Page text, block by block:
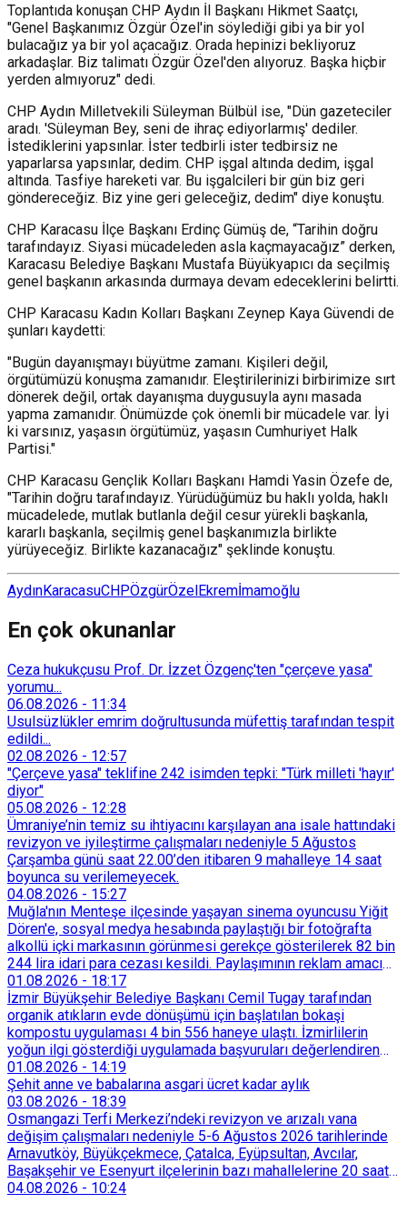
Toplantıda konuşan CHP Aydın İl Başkanı Hikmet Saatçı,
"Genel Başkanımız Özgür Özel'in söylediği gibi ya bir yol
bulacağız ya bir yol açacağız. Orada hepinizi bekliyoruz
arkadaşlar. Biz talimatı Özgür Özel'den alıyoruz. Başka hiçbir
yerden almıyoruz" dedi.
CHP Aydın Milletvekili Süleyman Bülbül ise, "Dün gazeteciler
aradı. 'Süleyman Bey, seni de ihraç ediyorlarmış' dediler.
İstediklerini yapsınlar. İster tedbirli ister tedbirsiz ne
yaparlarsa yapsınlar, dedim. CHP işgal altında dedim, işgal
altında. Tasfiye hareketi var. Bu işgalcileri bir gün biz geri
göndereceğiz. Biz yine geri geleceğiz, dedim" diye konuştu.
CHP Karacasu İlçe Başkanı Erdinç Gümüş de, “Tarihin doğru
tarafındayız. Siyasi mücadeleden asla kaçmayacağız” derken,
Karacasu Belediye Başkanı Mustafa Büyükyapıcı da seçilmiş
genel başkanın arkasında durmaya devam edeceklerini belirtti.
CHP Karacasu Kadın Kolları Başkanı Zeynep Kaya Güvendi de
şunları kaydetti:
"Bugün dayanışmayı büyütme zamanı. Kişileri değil,
örgütümüzü konuşma zamanıdır. Eleştirilerinizi birbirimize sırt
dönerek değil, ortak dayanışma duygusuyla aynı masada
yapma zamanıdır. Önümüzde çok önemli bir mücadele var. İyi
ki varsınız, yaşasın örgütümüz, yaşasın Cumhuriyet Halk
Partisi."
CHP Karacasu Gençlik Kolları Başkanı Hamdi Yasin Özefe de,
"Tarihin doğru tarafındayız. Yürüdüğümüz bu haklı yolda, haklı
mücadelede, mutlak butlanla değil cesur yürekli başkanla,
kararlı başkanla, seçilmiş genel başkanımızla birlikte
yürüyeceğiz. Birlikte kazanacağız" şeklinde konuştu.
AydınKaracasuCHPÖzgürÖzelEkremİmamoğlu
En çok okunanlar
Ceza hukukçusu Prof. Dr. İzzet Özgenç'ten "çerçeve yasa"
yorumu...
06.08.2026 - 11:34
Usulsüzlükler emrim doğrultusunda müfettiş tarafından tespit
edildi...
02.08.2026 - 12:57
"Çerçeve yasa" teklifine 242 isimden tepki: "Türk milleti 'hayır'
diyor"
05.08.2026 - 12:28
Ümraniye’nin temiz su ihtiyacını karşılayan ana isale hattındaki
revizyon ve iyileştirme çalışmaları nedeniyle 5 Ağustos
Çarşamba günü saat 22.00’den itibaren 9 mahalleye 14 saat
boyunca su verilemeyecek.
04.08.2026 - 15:27
Muğla'nın Menteşe ilçesinde yaşayan sinema oyuncusu Yiğit
Dören'e, sosyal medya hesabında paylaştığı bir fotoğrafta
alkollü içki markasının görünmesi gerekçe gösterilerek 82 bin
244 lira idari para cezası kesildi. Paylaşımının reklam amacı
taşımadığını savunan Dören, cezanın iptali için yargıya
başvurdu.
01.08.2026 - 18:17
İzmir Büyükşehir Belediye Başkanı Cemil Tugay tarafından
organik atıkların evde dönüşümü için başlatılan bokaşi
kompostu uygulaması 4 bin 556 haneye ulaştı. İzmirlilerin
yoğun ilgi gösterdiği uygulamada başvuruları değerlendiren
Tarımsal Hizmetler Dairesi Başkanlığı, farklı ilçelerde toplam
128 bokaşi kompost eğitimi düzenleyerek İzmirlileri
sürdürülebilir atık yönetimi sistemine dahil etti.
01.08.2026 - 14:19
Şehit anne ve babalarına asgari ücret kadar aylık
03.08.2026 - 18:39
Osmangazi Terfi Merkezi’ndeki revizyon ve arızalı vana
değişim çalışmaları nedeniyle 5-6 Ağustos 2026 tarihlerinde
Arnavutköy, Büyükçekmece, Çatalca, Eyüpsultan, Avcılar,
Başakşehir ve Esenyurt ilçelerinin bazı mahallelerine 20 saat
süreyle su verilemeyecek.
04.08.2026 - 10:24